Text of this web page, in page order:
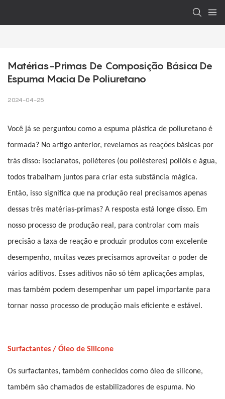
Matérias-Primas De Composição Básica De
Espuma Macia De Poliuretano
2024-04-25
Você já se perguntou como a espuma plástica de poliuretano é
formada? No artigo anterior, revelamos as reações básicas por
trás disso: isocianatos, poliéteres (ou poliésteres) polióis e água,
todos trabalham juntos para criar esta substância mágica.
Então, isso significa que na produção real precisamos apenas
dessas três matérias-primas? A resposta está longe disso. Em
nosso processo de produção real, para controlar com mais
precisão a taxa de reação e produzir produtos com excelente
desempenho, muitas vezes precisamos aproveitar o poder de
vários aditivos. Esses aditivos não só têm aplicações amplas,
mas também podem desempenhar um papel importante para
tornar nosso processo de produção mais eficiente e estável.
Surfactantes / Óleo de Silicone
Os surfactantes, também conhecidos como óleo de silicone,
também são chamados de estabilizadores de espuma. No